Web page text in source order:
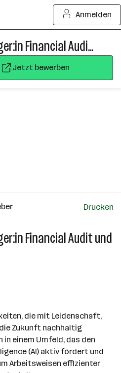
Anmelden
Associate bis Manager:in Financial Audit und ESG Assurance
Jetzt bewerben
Drucken
Financial Audit und
die mit Leidenschaft,
Zukunft nachhaltig
einem Umfeld, das den
(AI) aktiv fördert und
Arbeitsweisen effizienter